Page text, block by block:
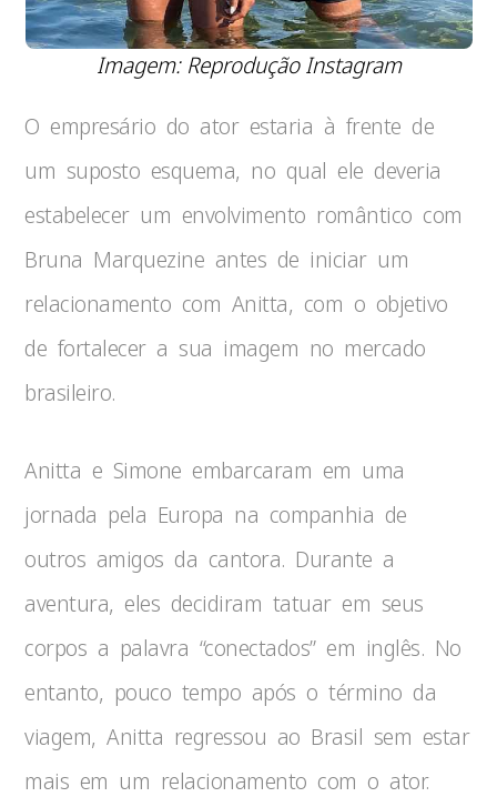
Imagem: Reprodução Instagram
O empresário do ator estaria à frente de
um suposto esquema, no qual ele deveria
estabelecer um envolvimento romântico com
Bruna Marquezine antes de iniciar um
relacionamento com Anitta, com o objetivo
de fortalecer a sua imagem no mercado
brasileiro.
Anitta e Simone embarcaram em uma
jornada pela Europa na companhia de
outros amigos da cantora. Durante a
aventura, eles decidiram tatuar em seus
corpos a palavra “conectados” em inglês. No
entanto, pouco tempo após o término da
viagem, Anitta regressou ao Brasil sem estar
mais em um relacionamento com o ator.